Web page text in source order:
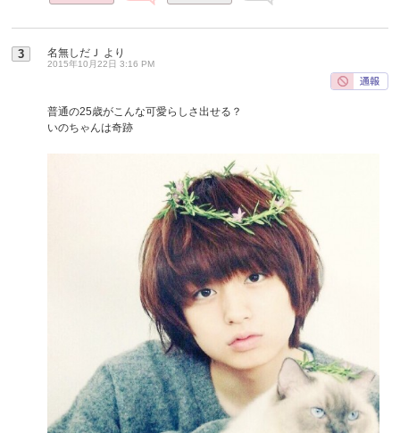
3 名無しだＪ より
2015年10月22日 3:16 PM
普通の25歳がこんな可愛らしさ出せる？
いのちゃんは奇跡